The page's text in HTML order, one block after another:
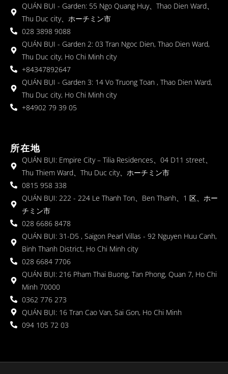
QUÁN BỤI - Garden: 55 Ngo Quang Huy、Thao Dien Ward、
Thu Duc city、ホーチミン市
028 3898 9088
QUÁN BỤI - Garden 2: 03 Tran Ngoc Dien, Thao Dien Ward,
Thu Duc city, Ho Chi Minh city
+84347892647
QUÁN BỤI - Garden 3: 14 Vo Truong Toan , Thao Dien Ward,
Thu Duc city, Ho Chi Minh city
+84902 79 39 05
所在地
QUÁN BỤI: Empire City – Tilia Residences、04 D11 street、
Thu Thiem Ward、Thu Duc city、ホーチミン市
0815 958 338
QUÁN BỤI: 222 - 224 Le Thanh Ton、Ben Thanh、1 区、ホー
チミン市
028 6686 8478
QUÁN BỤI: 31-D5 , Saigon Pearl Villas - 92 Nguyen Huu Canh,
Binh Thanh District, Ho Chi Minh city
028 6684 7706
QUÁN BỤI: 216 Pham Thai Buong, Tan Phong, Quan 7, Ho Chi
Minh 70000
0362 776 273
QUÁN BỤI: 16 Tran Cao Van, Sai Gon, Ho Chi Minh
094 105 72 03